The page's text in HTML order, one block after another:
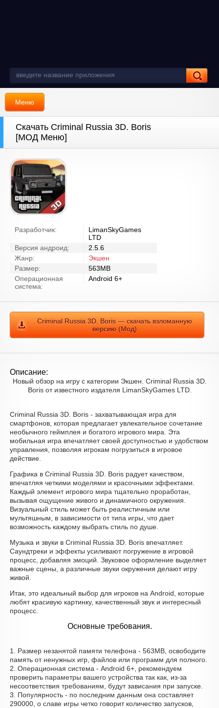
Меню
Скачать Criminal Russia 3D. Boris
[МОД Меню]
Разработчик:
LimanSkyGames
LTD
Версия андроид:
2.5.6
Жанр:
Экшен
Размер:
563MB
Операционная
система:
Android 6+
Criminal Russia 3D. Boris — скачать взломанную
версию (Мод)
Описание:
Новый обзор на игру с категории Экшен. Criminal Russia 3D.
Boris от известного издателя LimanSkyGames LTD.
Criminal Russia 3D. Boris - захватывающая игра для
смартфонов, которая предлагает увлекательное сочетание
необычного геймплея и богатого игрового мира. Эта
мобильная игра впечатляет своей доступностью и удобством
управления, позволяя игрокам погрузиться в игровое
действие.
Графика в Criminal Russia 3D. Boris радует качеством,
впечатляя четкими моделями и красочными эффектами.
Каждый элемент игрового мира тщательно проработан,
вызывая ощущение живого и динамичного окружения.
Визуальный стиль может быть реалистичным или
мультяшным, в зависимости от типа игры, что дает
возможность каждому выбрать стиль по душе.
Музыка и звуки в Criminal Russia 3D. Boris впечатляет.
Саундтреки и эффекты усиливают погружение в игровой
процесс, добавляя эмоций. Звуковое оформление выделяет
важные сцены, а различные звуки окружения делают игру
живой.
Итак, это идеальный выбор для игроков на Android, которые
любят красивую картинку, качественный звук и интересный
процесс.
Основные требования.
1. Размер незанятой памяти телефона - 563MB, освободите
память от ненужных игр, файлов или программ для полного.
2. Операционная система - Android 6+, рекомендуем
проверить параметры вашего устройства так как, из-за
несоответствия требованиям, будут зависания при запуске.
3. Популярность - по последним данным она составляет
290000, о cлаве игры четко говорит количество запусков,